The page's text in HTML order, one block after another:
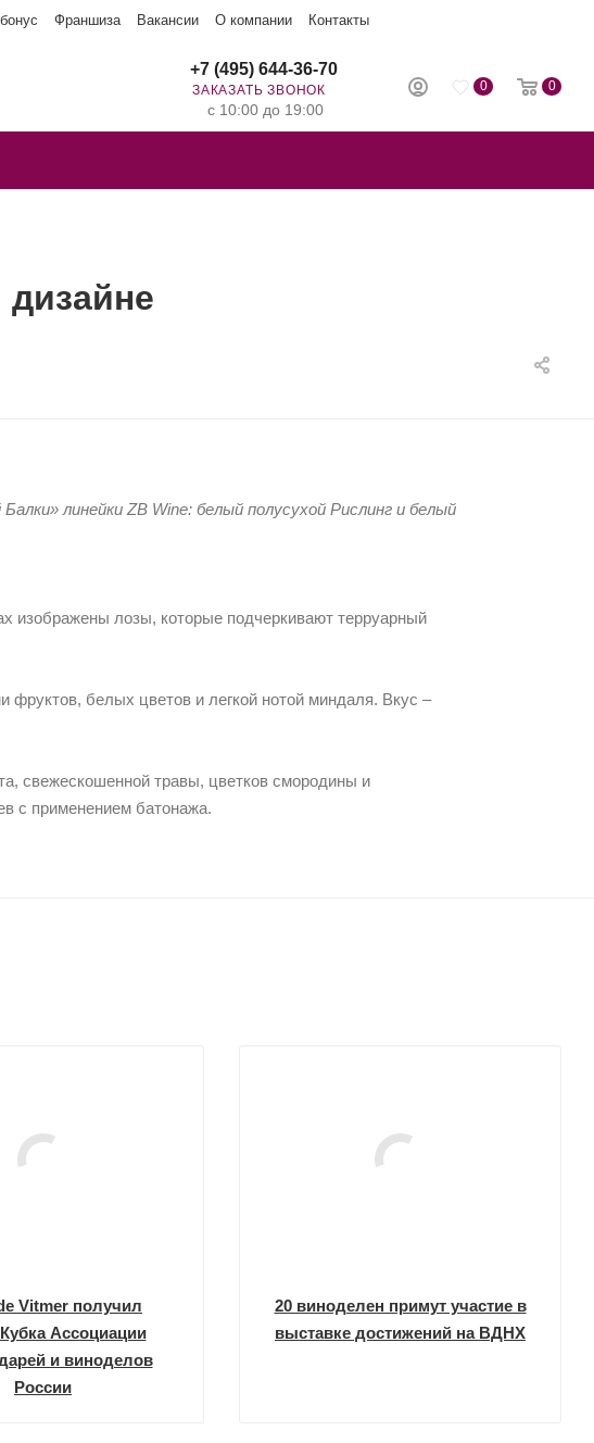
Франшиза Вакансии О компании Контакты
0 0
+7 (495) 644-36-70
ЗАКАЗАТЬ ЗВОНОК
с 10:00 до 19:00
линейки ZB Wine: белый полусухой Рислинг и белый
изображены лозы, которые подчеркивают терруарный
фруктов, белых цветов и легкой нотой миндаля. Вкус –
свежескошенной травы, цветков смородины и
с применением батонажа.
Vitmer получил
Ассоциации
и виноделов
России
20 виноделен примут участие в
выставке достижений на ВДНХ